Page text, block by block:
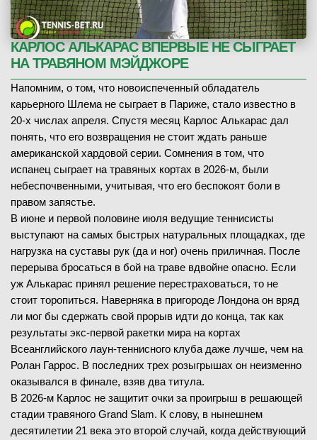
КАРЛОС АЛЬКАРАС ВПЕРВЫЕ НЕ СЫГРАЕТ
НА ТРАВЯНОМ МЭЙДЖОРЕ
Напомним, о том, что новоиспеченный обладатель
карьерного Шлема не сыграет в Париже, стало известно в
20-х числах апреля. Спустя месяц Карлос Алькарас дал
понять, что его возвращения не стоит ждать раньше
американской хардовой серии. Сомнения в том, что
испанец сыграет на травяных кортах в 2026-м, были
небеспочвенными, учитывая, что его беспокоят боли в
правом запястье.
В июне и первой половине июля ведущие теннисисты
выступают на самых быстрых натуральных площадках, где
нагрузка на суставы рук (да и ног) очень приличная. После
перерыва бросаться в бой на траве вдвойне опасно. Если
уж Алькарас принял решение перестраховаться, то не
стоит торопиться. Наверняка в пригороде Лондона он вряд
ли мог бы сдержать свой прорыв идти до конца, так как
результаты экс-первой ракетки мира на кортах
Всеанглийского лаун-теннисного клуба даже лучше, чем на
Ролан Гаррос. В последних трех розыгрышах он неизменно
оказывался в финале, взяв два титула.
В 2026-м Карлос не защитит очки за проигрыш в решающей
стадии травяного Grand Slam. К слову, в нынешнем
десятилетии 21 века это второй случай, когда действующий